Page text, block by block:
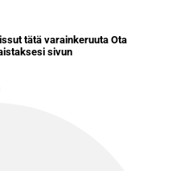
tätä varainkeruuta Ota
sivun